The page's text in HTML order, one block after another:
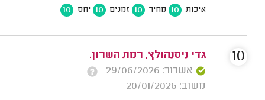
איכות 10 מחיר 10 זמנים 10 יחס 10
גדי ניסנהולץ, רמת השרון.
אשרור: 29/06/2026
משוב: 20/01/2026
10